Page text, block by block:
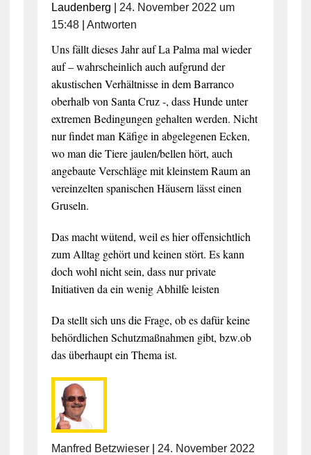
Laudenberg
24. November 2022 um
15:48| Antworten
Uns fällt dieses Jahr auf La Palma mal wieder
auf – wahrscheinlich auch aufgrund der
akustischen Verhältnisse in dem Barranco
oberhalb von Santa Cruz -, dass Hunde unter
extremen Bedingungen gehalten werden. Nicht
nur findet man Käfige in abgelegenen Ecken,
wo man die Tiere jaulen/bellen hört, auch
angebaute Verschläge mit kleinstem Raum an
vereinzelten spanischen Häusern lässt einen
Gruseln.
Das macht wütend, weil es hier offensichtlich
zum Alltag gehört und keinen stört. Es kann
doch wohl nicht sein, dass nur private
Initiativen da ein wenig Abhilfe leisten
Da stellt sich uns die Frage, ob es dafür keine
behördlichen Schutzmaßnahmen gibt, bzw.ob
das überhaupt ein Thema ist.
Manfred Betzwieser| 24. November 2022